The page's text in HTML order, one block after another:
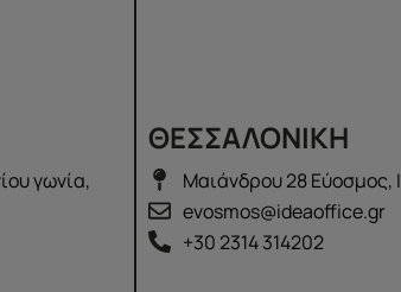
γωνία,
ΘΕΣΣΑΛΟΝΙΚΗ
Μαιάνδρου 28 Εύοσμος,
evosmos@ideaoffice.gr
+30 2314 314202